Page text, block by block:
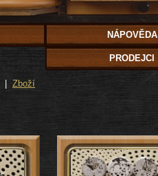
Zboží
NÁPOVĚDA
PRODEJCI